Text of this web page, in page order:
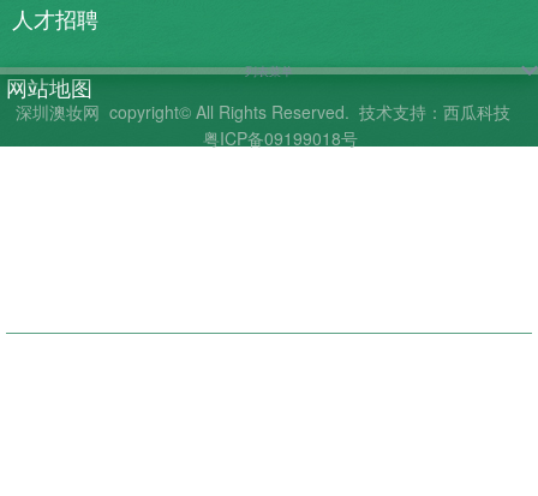
人才招聘
网站地图
联系我们
列表菜单
深圳澳妆网 copyright© All Rights Reserved. 技术支持：西瓜科技
粤ICP备09199018号